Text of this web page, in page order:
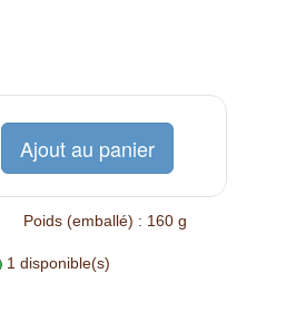
Poids (emballé) : 160 g
1 disponible(s)